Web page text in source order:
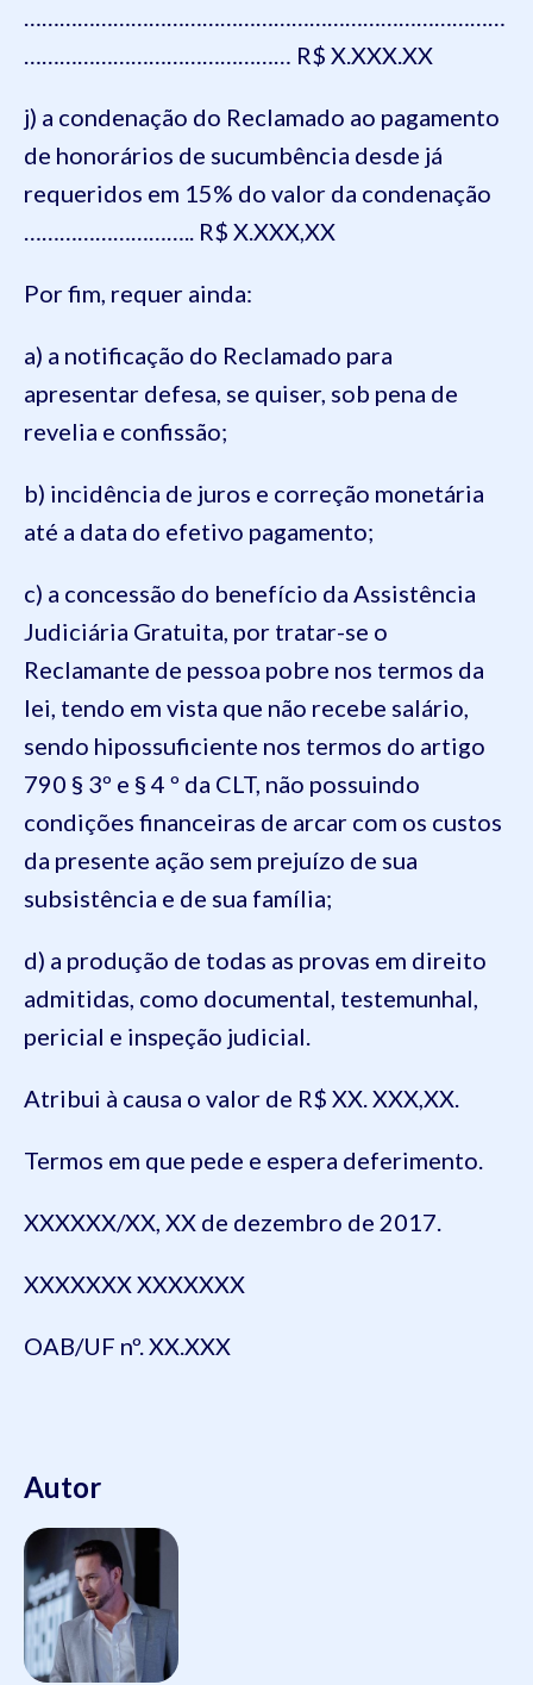
………………………………………………………………………
……………………………………… R$ X.XXX.XX
j) a condenação do Reclamado ao pagamento
de honorários de sucumbência desde já
requeridos em 15% do valor da condenação
……………………….. R$ X.XXX,XX
Por fim, requer ainda:
a) a notificação do Reclamado para
apresentar defesa, se quiser, sob pena de
revelia e confissão;
b) incidência de juros e correção monetária
até a data do efetivo pagamento;
c) a concessão do benefício da Assistência
Judiciária Gratuita, por tratar-se o
Reclamante de pessoa pobre nos termos da
lei, tendo em vista que não recebe salário,
sendo hipossuficiente nos termos do artigo
790 § 3º e § 4 º da CLT, não possuindo
condições financeiras de arcar com os custos
da presente ação sem prejuízo de sua
subsistência e de sua família;
d) a produção de todas as provas em direito
admitidas, como documental, testemunhal,
pericial e inspeção judicial.
Atribui à causa o valor de R$ XX. XXX,XX.
Termos em que pede e espera deferimento.
XXXXXX/XX, XX de dezembro de 2017.
XXXXXXX XXXXXXX
OAB/UF nº. XX.XXX
Autor